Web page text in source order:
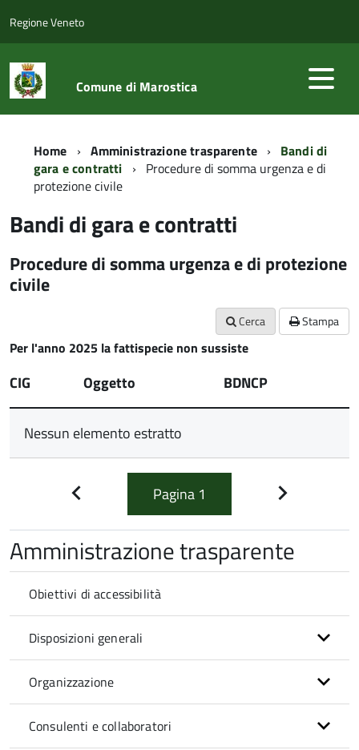
Regione Veneto
Comune di Marostica
Home Amministrazione trasparente
Bandi di
gara e contratti
Procedure di somma urgenza e di
protezione civile
Bandi di gara e contratti
Procedure di somma urgenza e di protezione
civile
Cerca Stampa
Per l'anno 2025 la fattispecie non sussiste
CIG Oggetto BDNCP
Nessun elemento estratto
Pagina 1
Amministrazione trasparente
Obiettivi di accessibilità
Disposizioni generali
Organizzazione
Consulenti e collaboratori